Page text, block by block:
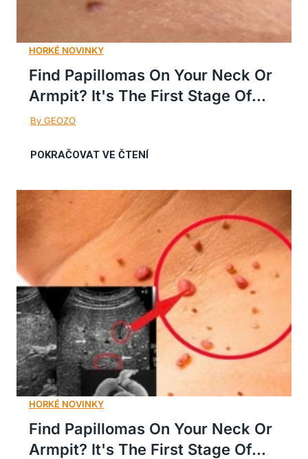
Find Papillomas On Your Neck Or
Armpit? It's The First Stage Of...
Find Papillomas On Your Neck Or
Armpit? It's The First Stage Of...